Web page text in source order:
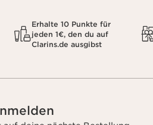
Erhalte 10 Punkte für
jeden 1€, den du auf
Clarins.de ausgibst